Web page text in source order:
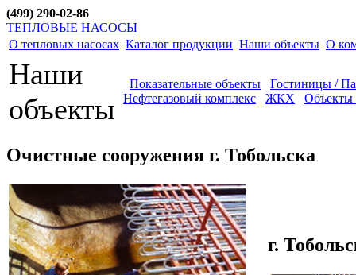
(499) 290-02-86
ТЕПЛОВЫЕ НАСОСЫ
О тепловых насосах Каталог продукции Наши объекты О
Наши
объекты
Показательные объекты
Гостиницы /
Нефтегазовый комплекс
ЖКХ Объекты
Очистные сооружения г. Тобольска
г.